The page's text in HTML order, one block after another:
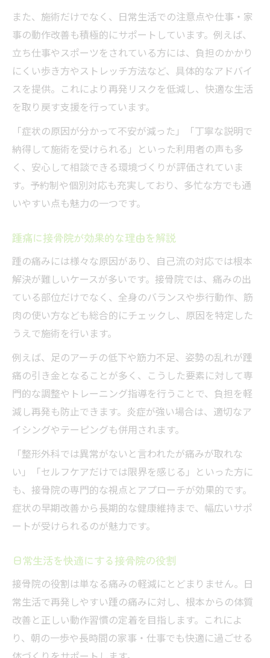
接骨院が行うインナーマッスル強化指導
日常でできるセルフケアを接骨院が提案
接骨院の定期的なフォローで踵痛を予防
また、施術だけでなく、日常生活での注意点や仕事・家
事の動作改善も積極的にサポートしています。例えば、
立ち仕事やスポーツをされている方には、負担のかかり
にくい歩き方やストレッチ方法など、具体的なアドバイ
スを提供。これにより再発リスクを低減し、快適な生活
を取り戻す支援を行っています。
「症状の原因が分かって不安が減った」「丁寧な説明で
納得して施術を受けられる」といった利用者の声も多
く、安心して相談できる環境づくりが評価されていま
す。予約制や個別対応も充実しており、多忙な方でも通
いやすい点も魅力の一つです。
踵痛に接骨院が効果的な理由を解説
踵の痛みには様々な原因があり、自己流の対応では根本
解決が難しいケースが多いです。接骨院では、痛みの出
ている部位だけでなく、全身のバランスや歩行動作、筋
肉の使い方なども総合的にチェックし、原因を特定した
うえで施術を行います。
例えば、足のアーチの低下や筋力不足、姿勢の乱れが踵
痛の引き金となることが多く、こうした要素に対して専
門的な調整やトレーニング指導を行うことで、負担を軽
減し再発も防止できます。炎症が強い場合は、適切なア
イシングやテーピングも併用されます。
「整形外科では異常がないと言われたが痛みが取れな
い」「セルフケアだけでは限界を感じる」といった方に
も、接骨院の専門的な視点とアプローチが効果的です。
症状の早期改善から長期的な健康維持まで、幅広いサポ
ートが受けられるのが魅力です。
日常生活を快適にする接骨院の役割
接骨院の役割は単なる痛みの軽減にとどまりません。日
常生活で再発しやすい踵の痛みに対し、根本からの体質
改善と正しい動作習慣の定着を目指します。これによ
り、朝の一歩や長時間の家事・仕事でも快適に過ごせる